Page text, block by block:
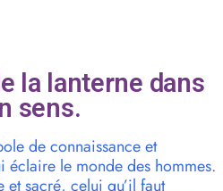
la lanterne dans
sens.
de connaissance et
éclaire le monde des hommes.
sacré, celui qu’il faut